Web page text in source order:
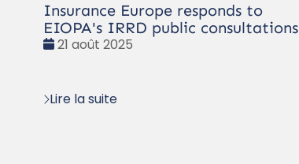
Insurance Europe responds to
EIOPA's IRRD public consultations
Date
21 août 2025
Lire la suite